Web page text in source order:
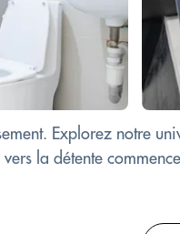
Explorez notre
la détente